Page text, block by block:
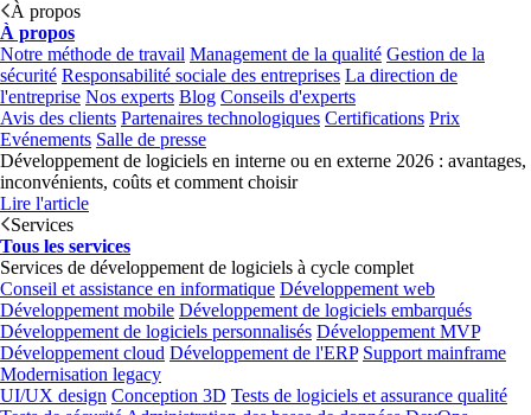
À propos
À propos
Notre méthode de travail Management de la qualité Gestion de la
sécurité Responsabilité sociale des entreprises La direction de
l'entreprise Nos experts Blog Conseils d'experts
Avis des clients Partenaires technologiques Certifications Prix
Evénements Salle de presse
Développement de logiciels en interne ou en externe 2026 : avantages,
inconvénients, coûts et comment choisir
Lire l'article
Services
Tous les services
Services de développement de logiciels à cycle complet
Conseil et assistance en informatique Développement web
Développement mobile Développement de logiciels embarqués
Développement de logiciels personnalisés Développement MVP
Développement cloud Développement de l'ERP Support mainframe
Modernisation legacy
UI/UX design Conception 3D Tests de logiciels et assurance qualité